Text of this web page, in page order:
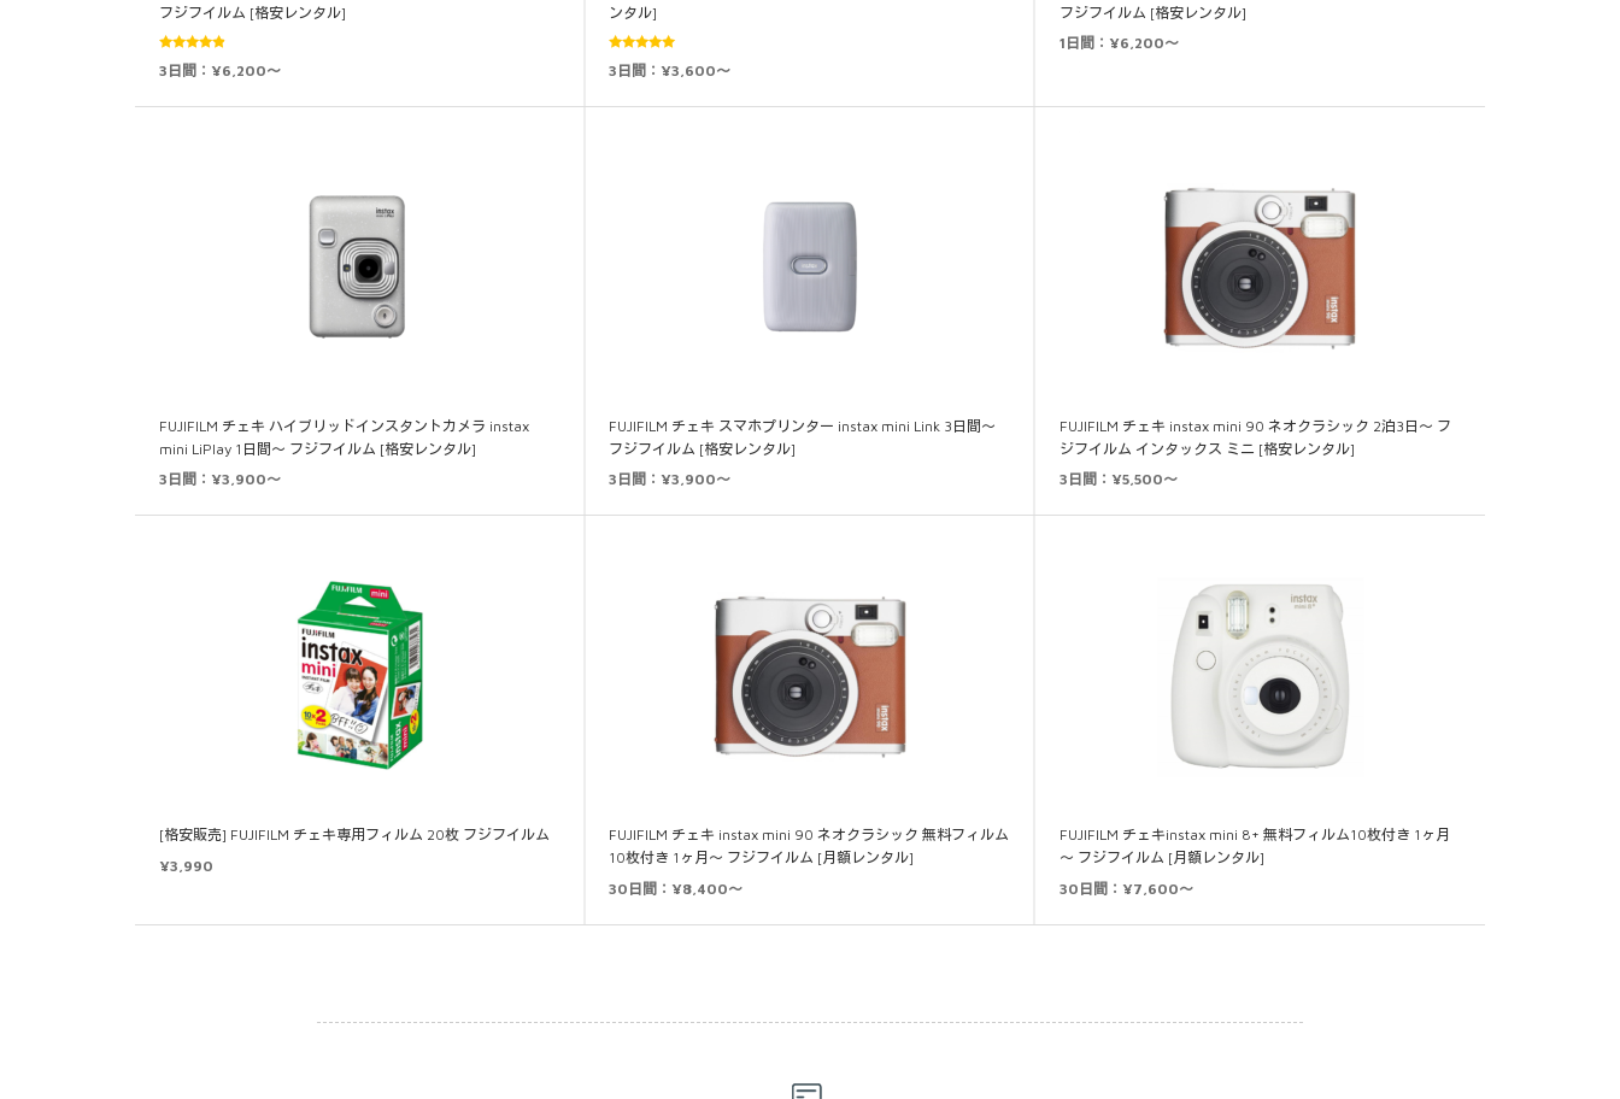
フジフイルム [格安レンタル]
5段階中
3日間：¥6,200～
ンタル]
5段階中
3日間：¥3,600～
フジフイルム [格安レンタル]
1日間：¥6,200～
FUJIFILM チェキ ハイブリッドインスタントカメラ instax
mini LiPlay 1日間～ フジフイルム [格安レンタル]
3日間：¥3,900～
FUJIFILM チェキ スマホプリンター instax mini Link 3日間～
フジフイルム [格安レンタル]
3日間：¥3,900～
FUJIFILM チェキ instax mini 90 ネオクラシック 2泊3日～ フ
ジフイルム インタックス ミニ [格安レンタル]
3日間：¥5,500～
[格安販売] FUJIFILM チェキ専用フィルム 20枚 フジフイルム
¥3,990
FUJIFILM チェキ instax mini 90 ネオクラシック 無料フィルム
10枚付き 1ヶ月～ フジフイルム [月額レンタル]
30日間：¥8,400～
FUJIFILM チェキinstax mini 8+ 無料フィルム10枚付き 1ヶ月
～ フジフイルム [月額レンタル]
30日間：¥7,600～